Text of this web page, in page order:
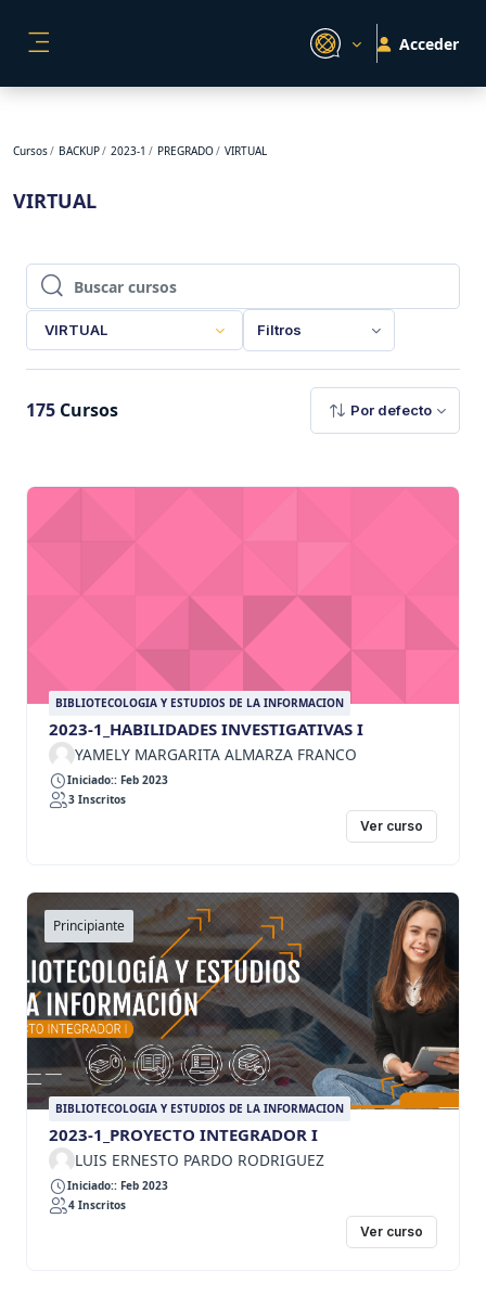
Acceder
Cursos BACKUP 2023-1 PREGRADO VIRTUAL
VIRTUAL
Buscar cursos
Buscar cursos
VIRTUAL Filtros
175 Cursos Por defecto
BIBLIOTECOLOGIA Y ESTUDIOS DE LA INFORMACION
2023-1_HABILIDADES INVESTIGATIVAS I
YAMELY MARGARITA ALMARZA FRANCO
Iniciado:: Feb 2023
3 Inscritos
Ver curso
Principiante
BIBLIOTECOLOGIA Y ESTUDIOS DE LA INFORMACION
2023-1_PROYECTO INTEGRADOR I
LUIS ERNESTO PARDO RODRIGUEZ
Iniciado:: Feb 2023
4 Inscritos
Ver curso